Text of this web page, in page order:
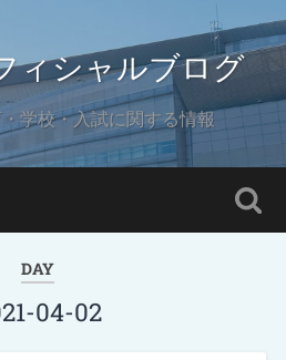
ィシャルブログ
学校・入試に関する情報
DAY
04-02